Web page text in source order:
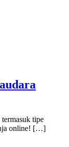
termasuk tipe
online! […]